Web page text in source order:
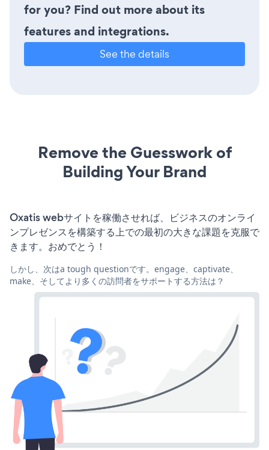
for you? Find out more about its
features and integrations.
See the details
Remove the Guesswork of
Building Your Brand
Oxatis webサイトを稼働させれば、ビジネスのオンライ
ンプレゼンスを構築する上での最初の大きな課題を克服で
きます。おめでとう！
しかし、次はa tough questionです。engage、captivate、
make、そしてより多くの訪問者をサポートする方法は？